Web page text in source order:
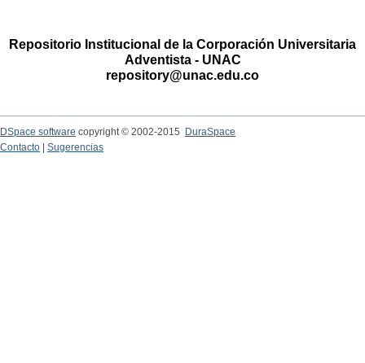
Repositorio Institucional de la Corporación Universitaria
Adventista - UNAC
repository@unac.edu.co
DSpace software copyright © 2002-2015
DuraSpace
Contacto
Sugerencias